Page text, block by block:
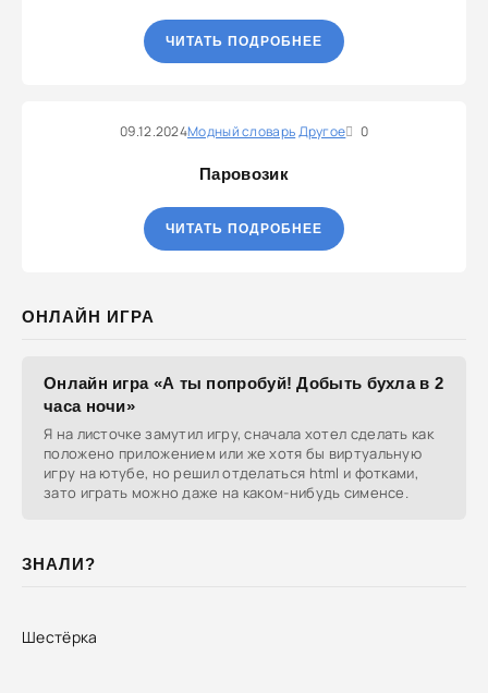
ЧИТАТЬ ПОДРОБНЕЕ
09.12.2024Модный словарьДругое 0
Паровозик
ЧИТАТЬ ПОДРОБНЕЕ
ОНЛАЙН ИГРА
Онлайн игра «А ты попробуй! Добыть бухла в 2
часа ночи»
Я на листочке замутил игру, сначала хотел сделать как
положено приложением или же хотя бы виртуальную
игру на ютубе, но решил отделаться html и фотками,
зато играть можно даже на каком-нибудь сименсе.
ЗНАЛИ?
Шестёрка